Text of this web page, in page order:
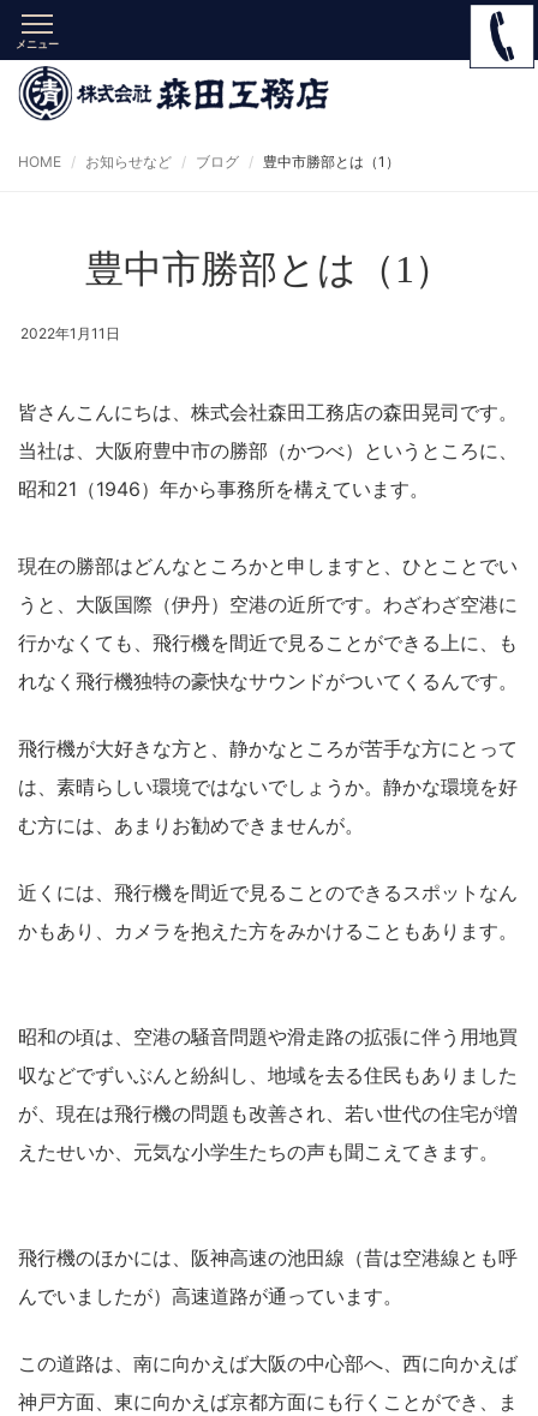
メニュー
HOME お知らせなど ブログ 豊中市勝部とは（1）
豊中市勝部とは（1）
2022年1月11日
皆さんこんにちは、株式会社森田工務店の森田晃司です。
当社は、大阪府豊中市の勝部（かつべ）というところに、
昭和21（1946）年から事務所を構えています。
現在の勝部はどんなところかと申しますと、ひとことでい
うと、大阪国際（伊丹）空港の近所です。わざわざ空港に
行かなくても、飛行機を間近で見ることができる上に、も
れなく飛行機独特の豪快なサウンドがついてくるんです。
飛行機が大好きな方と、静かなところが苦手な方にとって
は、素晴らしい環境ではないでしょうか。静かな環境を好
む方には、あまりお勧めできませんが。
近くには、飛行機を間近で見ることのできるスポットなん
かもあり、カメラを抱えた方をみかけることもあります。
昭和の頃は、空港の騒音問題や滑走路の拡張に伴う用地買
収などでずいぶんと紛糾し、地域を去る住民もありました
が、現在は飛行機の問題も改善され、若い世代の住宅が増
えたせいか、元気な小学生たちの声も聞こえてきます。
飛行機のほかには、阪神高速の池田線（昔は空港線とも呼
んでいましたが）高速道路が通っています。
この道路は、南に向かえば大阪の中心部へ、西に向かえば
神戸方面、東に向かえば京都方面にも行くことができ、ま